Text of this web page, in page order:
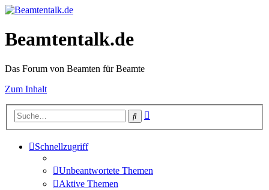
Beamtentalk.de
Das Forum von Beamten für Beamte
Zum Inhalt
Suche
Schnellzugriff
Unbeantwortete Themen
Aktive Themen